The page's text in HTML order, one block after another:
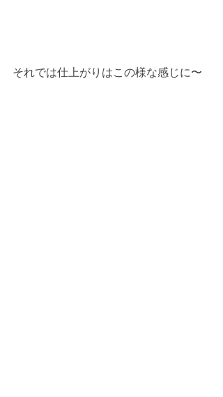
それでは仕上がりはこの様な感じに〜